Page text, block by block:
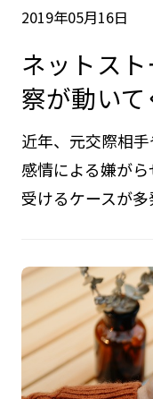
2019年05月16日
ネットス
察が動い
近年、元交際相
感情による嫌が
受けるケースが